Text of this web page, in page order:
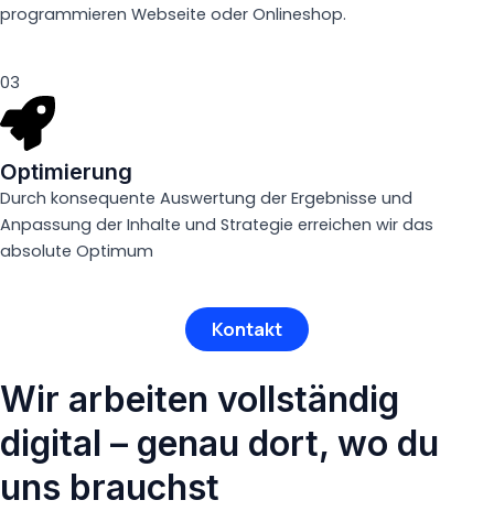
programmieren Webseite oder Onlineshop.
03
Optimierung
Durch konsequente Auswertung der Ergebnisse und
Anpassung der Inhalte und Strategie erreichen wir das
absolute Optimum
Kontakt
Wir arbeiten vollständig
digital – genau dort, wo du
uns brauchst